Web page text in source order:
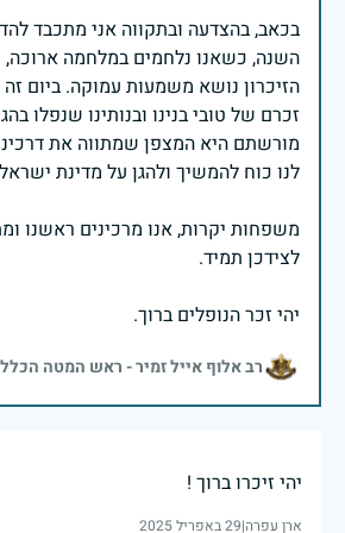
בכאב, בהצדעה ובתקווה אני מתכבד
השנה, כשאנו נלחמים במלחמה ארוכה,
הזיכרון נושא משמעות עמוקה. ביום זה
זכרם של טובי בנינו ובנותינו שנפלו
מורשתם היא המצפן שמתווה את
משפחות יקרות, אנו מרכינים ראשנו
יהי זכר הנופלים ברוך.
רב אלוף אייל זמיר - ראש המטה
יהי זיכרו ברוך !
ארן עפרה|29 באפריל 2025